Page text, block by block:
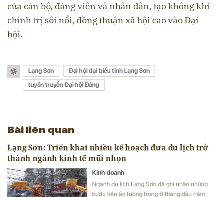
của cán bộ, đảng viên và nhân dân, tạo không khí
chính trị sôi nổi, đồng thuận xã hội cao vào Đại
hội.
Lạng Sơn
Đại hội đại biểu tỉnh Lạng Sơn
tuyên truyền Đại hội Đảng
Bài liên quan
Lạng Sơn: Triển khai nhiều kế hoạch đưa du lịch trở
thành ngành kinh tế mũi nhọn
Kinh doanh
Ngành du lịch Lạng Sơn đã ghi nhận những
bước tiến ấn tượng trong 6 tháng đầu năm